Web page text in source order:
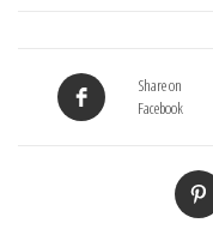
Share on
Facebook